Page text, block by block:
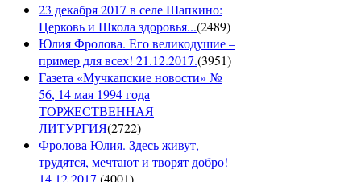
23 декабря 2017 в селе Шапкино:
Церковь и Школа здоровья...(2489)
Юлия Фролова. Его великодушие –
пример для всех! 21.12.2017.(3951)
Газета «Мучкапские новости» №
56, 14 мая 1994 года
ТОРЖЕСТВЕННАЯ
ЛИТУРГИЯ(2722)
Фролова Юлия. Здесь живут,
трудятся, мечтают и творят добро!